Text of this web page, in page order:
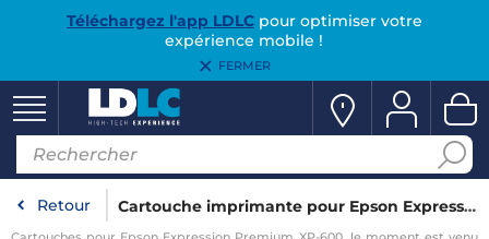
Téléchargez l'app LDLCpour optimiser votre
expérience mobile !
FERMER
Retour Cartouche imprimante pour Epson Expression Premium XP-600